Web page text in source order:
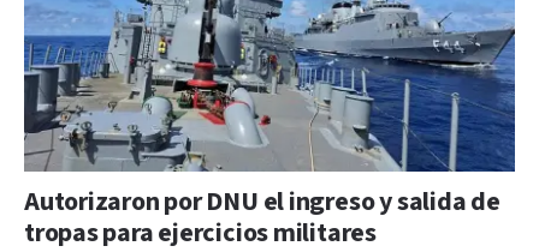
Autorizaron por DNU el ingreso y salida de
tropas para ejercicios militares